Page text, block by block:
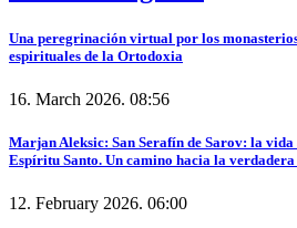
Una peregrinación virtual por los
espirituales de la Ortodoxia
16. March 2026. 08:56
Marjan Aleksic: San Serafín de Sarov: la
Espíritu Santo. Un camino hacia la
12. February 2026. 06:00